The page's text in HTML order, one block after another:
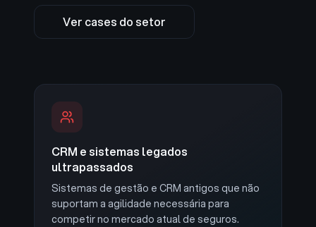
Ver cases do setor
CRM e sistemas legados
ultrapassados
Sistemas de gestão e CRM antigos que não
suportam a agilidade necessária para
competir no mercado atual de seguros.